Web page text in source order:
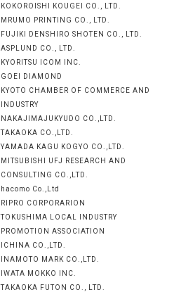
KOKOROISHI KOUGEI CO., LTD.
MRUMO PRINTING CO., LTD.
FUJIKI DENSHIRO SHOTEN CO., LTD.
ASPLUND CO., LTD.
KYORITSU ICOM INC.
GOEI DIAMOND
KYOTO CHAMBER OF COMMERCE AND
INDUSTRY
NAKAJIMAJUKYUDO CO.,LTD.
TAKAOKA CO.,LTD.
YAMADA KAGU KOGYO CO.,LTD.
MITSUBISHI UFJ RESEARCH AND
CONSULTING CO.,LTD.
hacomo Co.,Ltd
RIPRO CORPORARION
TOKUSHIMA LOCAL INDUSTRY
PROMOTION ASSOCIATION
ICHINA CO.,LTD.
INAMOTO MARK CO.,LTD.
IWATA MOKKO INC.
TAKAOKA FUTON CO., LTD.